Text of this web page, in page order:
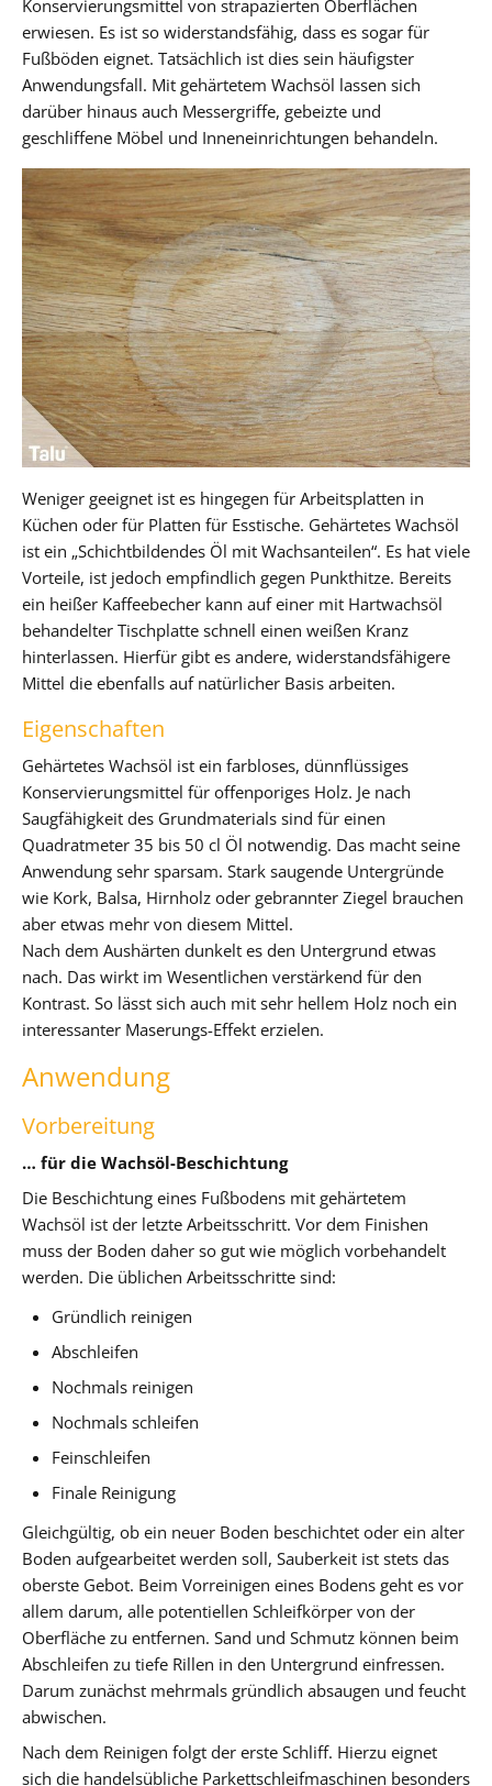
Konservierungsmittel von strapazierten Oberflächen
erwiesen. Es ist so widerstandsfähig, dass es sogar für
Fußböden eignet. Tatsächlich ist dies sein häufigster
Anwendungsfall. Mit gehärtetem Wachsöl lassen sich
darüber hinaus auch Messergriffe, gebeizte und
geschliffene Möbel und Inneneinrichtungen behandeln.
Weniger geeignet ist es hingegen für Arbeitsplatten in
Küchen oder für Platten für Esstische. Gehärtetes Wachsöl
ist ein „Schichtbildendes Öl mit Wachsanteilen“. Es hat viele
Vorteile, ist jedoch empfindlich gegen Punkthitze. Bereits
ein heißer Kaffeebecher kann auf einer mit Hartwachsöl
behandelter Tischplatte schnell einen weißen Kranz
hinterlassen. Hierfür gibt es andere, widerstandsfähigere
Mittel die ebenfalls auf natürlicher Basis arbeiten.
Eigenschaften
Gehärtetes Wachsöl ist ein farbloses, dünnflüssiges
Konservierungsmittel für offenporiges Holz. Je nach
Saugfähigkeit des Grundmaterials sind für einen
Quadratmeter 35 bis 50 cl Öl notwendig. Das macht seine
Anwendung sehr sparsam. Stark saugende Untergründe
wie Kork, Balsa, Hirnholz oder gebrannter Ziegel brauchen
aber etwas mehr von diesem Mittel.
Nach dem Aushärten dunkelt es den Untergrund etwas
nach. Das wirkt im Wesentlichen verstärkend für den
Kontrast. So lässt sich auch mit sehr hellem Holz noch ein
interessanter Maserungs-Effekt erzielen.
Anwendung
Vorbereitung
… für die Wachsöl-Beschichtung
Die Beschichtung eines Fußbodens mit gehärtetem
Wachsöl ist der letzte Arbeitsschritt. Vor dem Finishen
muss der Boden daher so gut wie möglich vorbehandelt
werden. Die üblichen Arbeitsschritte sind:
Gründlich reinigen
Abschleifen
Nochmals reinigen
Nochmals schleifen
Feinschleifen
Finale Reinigung
Gleichgültig, ob ein neuer Boden beschichtet oder ein alter
Boden aufgearbeitet werden soll, Sauberkeit ist stets das
oberste Gebot. Beim Vorreinigen eines Bodens geht es vor
allem darum, alle potentiellen Schleifkörper von der
Oberfläche zu entfernen. Sand und Schmutz können beim
Abschleifen zu tiefe Rillen in den Untergrund einfressen.
Darum zunächst mehrmals gründlich absaugen und feucht
abwischen.
Nach dem Reinigen folgt der erste Schliff. Hierzu eignet
sich die handelsübliche Parkettschleifmaschinen besonders